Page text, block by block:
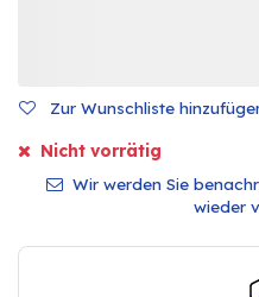
Zur Wunschliste
Nicht vorrätig
Wir werden Sie
wieder